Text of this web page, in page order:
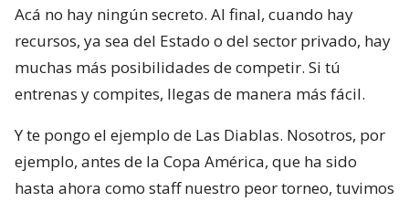
Acá no hay ningún secreto. Al final, cuando hay
recursos, ya sea del Estado o del sector privado, hay
muchas más posibilidades de competir. Si tú
entrenas y compites, llegas de manera más fácil.
Y te pongo el ejemplo de Las Diablas. Nosotros, por
ejemplo, antes de la Copa América, que ha sido
hasta ahora como staff nuestro peor torneo, tuvimos